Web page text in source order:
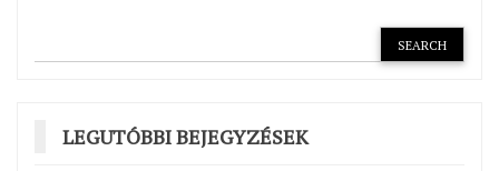
LEGUTÓBBI BEJEGYZÉSEK